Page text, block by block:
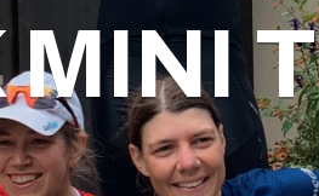
MINI